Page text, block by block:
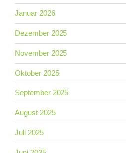
Januar 2026
Dezember 2025
November 2025
Oktober 2025
September 2025
August 2025
Juli 2025